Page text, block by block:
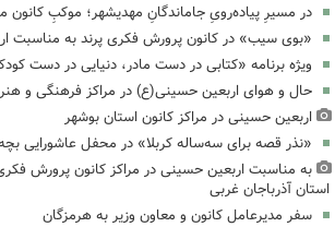
در مسیرِ پیاده‌رویِ جاماندگانِ مهدیشهر؛ موکبِ کانون
«بوی سیب» در کانون پرورش فکری پرند به مناسبت
ویژه برنامه «کتابی در دست مادر، دنیایی در دست
حال و هوای اربعین حسینی(ع) در مراکز فرهنگی و
اربعین حسینی در مراکز کانون استان بوشهر
«نذر قصه برای سه‌ساله کربلا» در محفل عاشورایی
به مناسبت اربعین حسینی در مراکز کانون پرورش
استان آذرباجان غربی
سفر مدیرعامل کانون و معاون وزیر به هرمزگان